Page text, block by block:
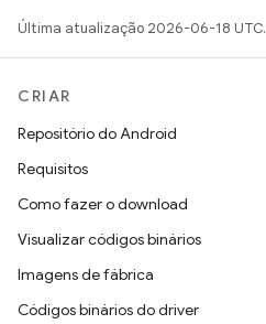
Última atualização 2026-06-18 UTC.
CRIAR
Repositório do Android
Requisitos
Como fazer o download
Visualizar códigos binários
Imagens de fábrica
Códigos binários do driver